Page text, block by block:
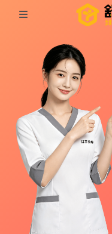
同城按摩
上门按摩
养生按摩
技师入驻
商家入驻
代理入驻
登录